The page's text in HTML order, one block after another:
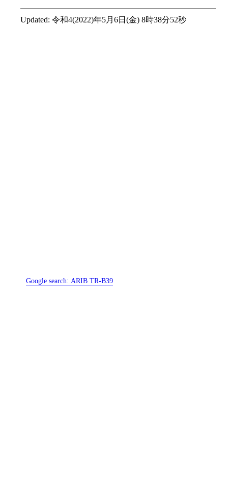
Updated: 令和4(2022)年5月6日(金) 8時38分52秒
Google search: ARIB TR-B39